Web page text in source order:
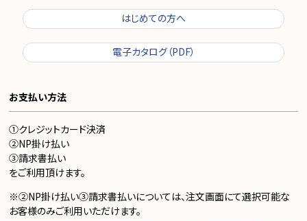
はじめての方へ
電子カタログ（PDF）
お支払い方法
①クレジットカード決済
②NP掛け払い
③請求書払い
をご利用頂けます。
※②NP掛け払い③請求書払いについては、注文画面にて選択可能な
お客様のみご利用いただけます。